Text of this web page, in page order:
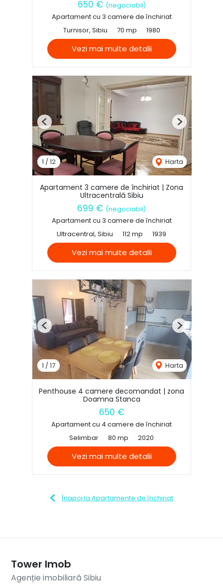
650 € (negociabil)
Apartament cu 3 camere de închiriat
Turnisor, Sibiu
70 mp 1980
Vezi mai multe detalii
1 /12 Harta
Previous Next
Apartament 3 camere de închiriat | Zona
Ultracentrală Sibiu
699 € (negociabil)
Apartament cu 3 camere de închiriat
Ultracentral, Sibiu
112 mp 1939
Vezi mai multe detalii
1 /17 Harta
Previous Next
Penthouse 4 camere decomandat | zona
Doamna Stanca
650 €
Apartament cu 4 camere de închiriat
Selimbar
80 mp 2020
Vezi mai multe detalii
Înapoi la Apartamente de închiriat
Tower Imob
Agenție imobiliară Sibiu